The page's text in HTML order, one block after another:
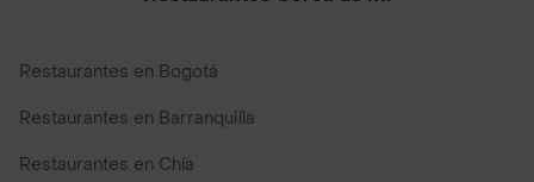
Restaurantes en Bogotá
Restaurantes en Barranquilla
Restaurantes en Chía